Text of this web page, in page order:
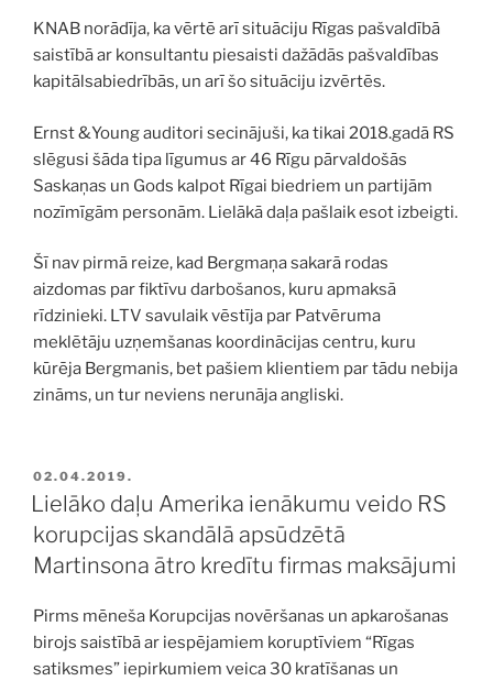
KNAB norādīja, ka vērtē arī situāciju Rīgas pašvaldībā
saistībā ar konsultantu piesaisti dažādās pašvaldības
kapitālsabiedrībās, un arī šo situāciju izvērtēs.
Ernst &Young auditori secinājuši, ka tikai 2018.gadā RS
slēgusi šāda tipa līgumus ar 46 Rīgu pārvaldošās
Saskaņas un Gods kalpot Rīgai biedriem un partijām
nozīmīgām personām. Lielākā daļa pašlaik esot izbeigti.
Šī nav pirmā reize, kad Bergmaņa sakarā rodas
aizdomas par fiktīvu darbošanos, kuru apmaksā
rīdzinieki. LTV savulaik vēstīja par Patvēruma
meklētāju uzņemšanas koordinācijas centru, kuru
kūrēja Bergmanis, bet pašiem klientiem par tādu nebija
zināms, un tur neviens nerunāja angliski.
PUBLICĒTS
02.04.2019.
Lielāko daļu Amerika ienākumu veido RS
korupcijas skandālā apsūdzētā
Martinsona ātro kredītu firmas maksājumi
Pirms mēneša Korupcijas novēršanas un apkarošanas
birojs saistībā ar iespējamiem koruptīviem “Rīgas
satiksmes” iepirkumiem veica 30 kratīšanas un